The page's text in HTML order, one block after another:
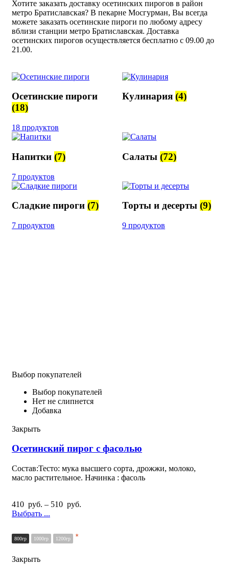
Хотите заказать доставку осетинских пирогов в район
метро Братиславская? В пекарне Мосгурман, Вы всегда
можете заказать осетинские пироги по любому адресу
вблизи станции метро Братиславская. Доставка
осетинских пирогов осуществляется бесплатно с 09.00 до
21.00.
Осетинские пироги
(18)
18 продуктов
Кулинария (4)
Напитки (7)
7 продуктов
Салаты (72)
Сладкие пироги (7)
7 продуктов
Торты и десерты (9)
9 продуктов
Выбор покупателей
Выбор покупателей
Нет не слипнется
Добавка
Закрыть
Осетинский пирог с фасолью
Состав:Тесто: мука высшего сорта, дрожжи, молоко,
масло растительное. Начинка : фасоль
410 руб. – 510 руб.
Выбрать ...
800гр 1000гр 1200гр *
Закрыть